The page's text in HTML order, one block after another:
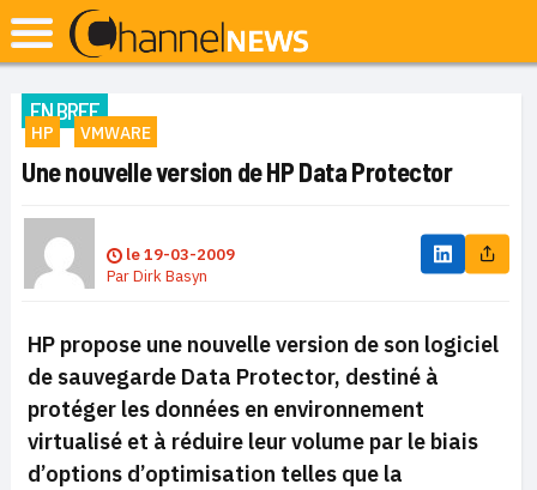
EN BREF
HP VMWARE
Une nouvelle version de HP Data Protector
le19-03-2009
ParDirk Basyn
HP propose une nouvelle version de son logiciel
de sauvegarde Data Protector, destiné à
protéger les données en environnement
virtualisé et à réduire leur volume par le biais
d’options d’optimisation telles que la